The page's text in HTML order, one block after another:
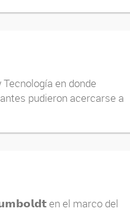
en donde
pudieron acercarse a
en el marco del